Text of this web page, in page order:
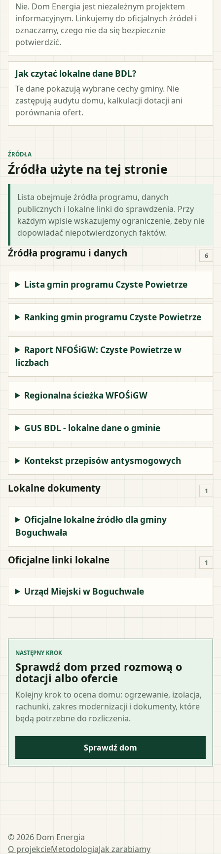
Nie. Dom Energia jest niezależnym projektem
informacyjnym. Linkujemy do oficjalnych źródeł i
oznaczamy, czego nie da się bezpiecznie
potwierdzić.
Jak czytać lokalne dane BDL?
Te dane pokazują wybrane cechy gminy. Nie
zastępują audytu domu, kalkulacji dotacji ani
porównania ofert.
ŹRÓDŁA
Źródła użyte na tej stronie
Lista obejmuje źródła programu, danych
publicznych i lokalne linki do sprawdzenia. Przy
każdym wpisie wskazujemy ograniczenie, żeby nie
dopowiadać niepotwierdzonych faktów.
Źródła programu i danych 6
Lista gmin programu Czyste Powietrze
Ranking gmin programu Czyste Powietrze
Raport NFOŚiGW: Czyste Powietrze w
liczbach
Regionalna ścieżka WFOŚiGW
GUS BDL - lokalne dane o gminie
Kontekst przepisów antysmogowych
Lokalne dokumenty 1
Oficjalne lokalne źródło dla gminy
Boguchwała
Oficjalne linki lokalne 1
Urząd Miejski w Boguchwale
NASTĘPNY KROK
Sprawdź dom przed rozmową o
dotacji albo ofercie
Kolejny krok to ocena domu: ogrzewanie, izolacja,
rachunki, zakres modernizacji i dokumenty, które
będą potrzebne do rozliczenia.
Sprawdź dom
©2026 Dom Energia
O projekcieMetodologiaJak zarabiamy